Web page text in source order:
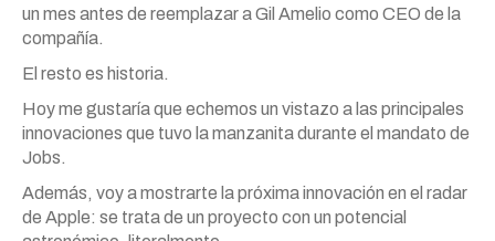
un mes antes de reemplazar a Gil Amelio como CEO de la
compañía.
El resto es historia.
Hoy me gustaría que echemos un vistazo a las principales
innovaciones que tuvo la manzanita durante el mandato de
Jobs.
Además, voy a mostrarte la próxima innovación en el radar
de Apple: se trata de un proyecto con un potencial